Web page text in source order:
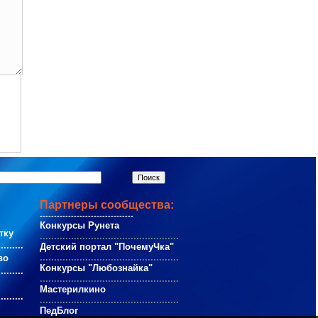
Партнеры сообщества:
---------------------------------
Конкурсы Рунета
.................................................
Детский портал "ПочемуЧка"
.................................................
Конкурсы "Любознайка"
.................................................
Мастерилкино
.................................................
ПедБлог